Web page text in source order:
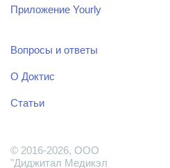
Приложение Yourly
Вопросы и ответы
О Доктис
Статьи
© 2016-2026, ООО
"Диджитал Медикэл